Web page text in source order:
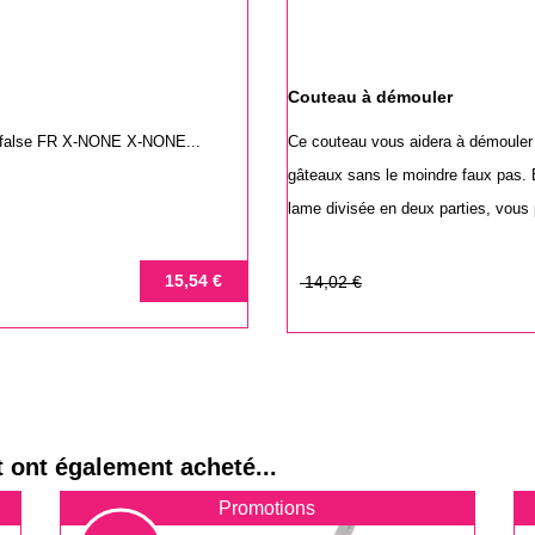
FR X-NONE X-NONE...
15,54 €
Couteau à démouler
Ce couteau vous aidera à
gâteaux sans le moindre faux pas.
lame divisée en deux parties, vous
Prix
14,02 €
Prix
également acheté...
Promotions